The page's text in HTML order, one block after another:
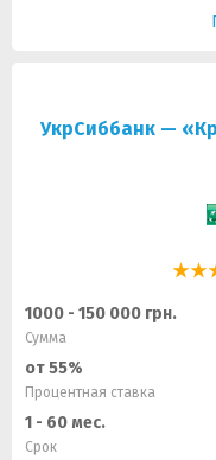
УкрСиббанк —
1000 - 150 000 грн.
Сумма
от 55%
Процентная ставка
1 - 60 мес.
Срок